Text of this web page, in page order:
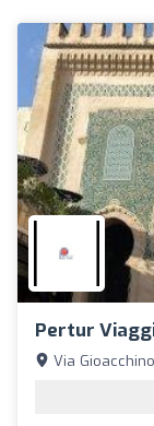
Pertur
Via